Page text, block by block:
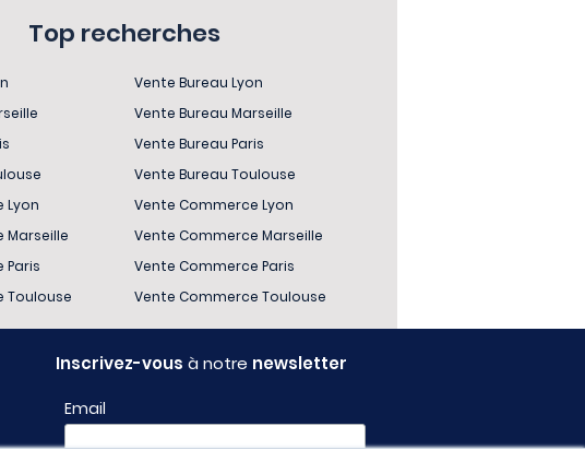
Top recherches
Lyon
Marseille
Paris
Toulouse
Vente Bureau Lyon
Vente Bureau Marseille
Vente Bureau Paris
Vente Bureau Toulouse
Vente Commerce Lyon
Vente Commerce Marseille
Vente Commerce Paris
Vente Commerce Toulouse
Inscrivez-vous à notre newsletter
Email